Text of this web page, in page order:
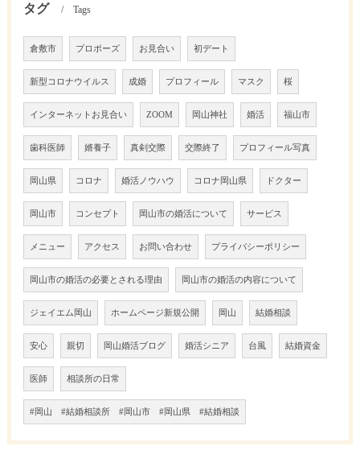
タグ Tags
倉敷市 プロポーズ お見合い 初デート
新型コロナウイルス 成婚 プロフィール マスク 桜
インターネットお見合い ZOOM 岡山神社 婚活 福山市
歯科医師 婿養子 真剣交際 交際終了 プロフィール写真
岡山県 コロナ 婚活ノウハウ コロナ岡山県 ドクター
岡山市 コンセプト 岡山市の婚活について サービス
メニュー アクセス お問い合わせ プライバシーポリシー
岡山市の婚活の必要とされる理由 岡山市の婚活の内容について
ジェイエム岡山 ホームページ新規公開 岡山 結婚相談
安心 親切 岡山婚活ブログ 婚活シニア 台風 結婚資金
医師 相談所の日常
#岡山 #結婚相談所 #岡山市 #岡山県 #結婚相談